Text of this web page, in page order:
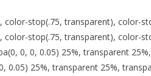
transparent), color-
transparent), color-
0, 0, 0.05) 25%, transparent
25%, transparent 25%,